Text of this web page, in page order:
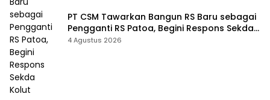
PT CSM Tawarkan Bangun RS Baru sebagai
Pengganti RS Patoa, Begini Respons Sekda
Kolut
4 Agustus 2026